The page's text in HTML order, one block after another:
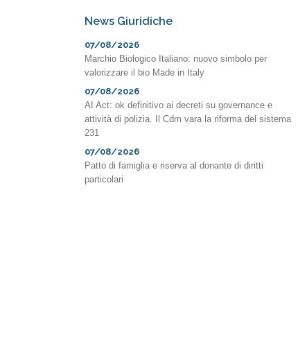
News Giuridiche
07/08/2026
Marchio Biologico Italiano: nuovo simbolo per
valorizzare il bio Made in Italy
07/08/2026
AI Act: ok definitivo ai decreti su governance e
attività di polizia. Il Cdm vara la riforma del sistema
231
07/08/2026
Patto di famiglia e riserva al donante di diritti
particolari